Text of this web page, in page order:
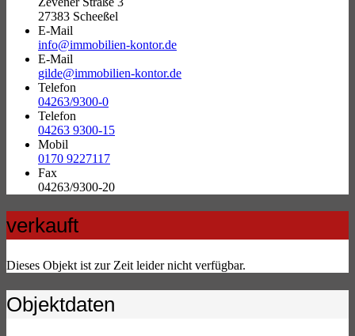
27383 Scheeßel
E-Mail
info@immobilien-kontor.de
E-Mail
gilde@immobilien-kontor.de
Telefon
04263/9300-0
Telefon
04263 9300-15
Mobil
0170 9227117
Fax
04263/9300-20
verkauft
Dieses Objekt ist zur Zeit leider nicht verfügbar.
Objektdaten